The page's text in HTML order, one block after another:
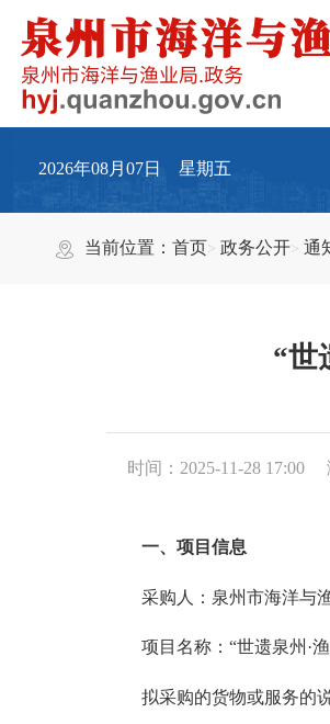
2026年08月07日 星期五
当前位置：首页 政务公开 通
“世
时间：2025-11-28 17:00
一、项目信息
采购人：泉州市海洋与
项目名称：“世遗泉州·渔
拟采购的货物或服务的说